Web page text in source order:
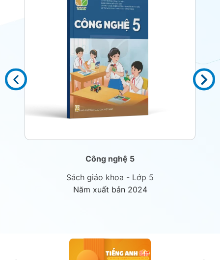
Công nghệ 5
Sách giáo khoa - Lớp 5
Năm xuất bản 2024